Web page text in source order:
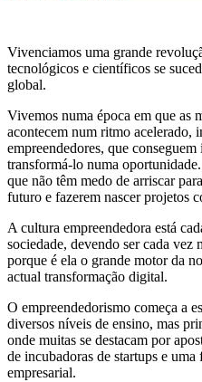
Vivenciamos uma grande
tecnológicos e científicos se
global.
Vivemos numa época em que as
acontecem num ritmo acelerado,
empreendedores, que
transformá-lo numa
que não têm medo de arriscar
futuro e fazerem nascer projetos
A cultura empreendedora está
sociedade, devendo ser cada vez
porque é ela o grande motor da
actual transformação digital.
O empreendedorismo começa a
diversos níveis de ensino, mas
onde muitas se destacam por
de incubadoras de startups e
empresarial.